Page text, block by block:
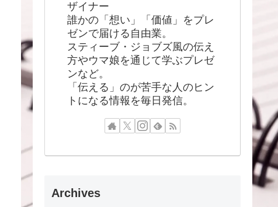
ザイナー
誰かの「想い」「価値」をプレ
ゼンで届ける自由業。
スティーブ・ジョブズ風の伝え
方やウマ娘を通じて学ぶプレゼ
ンなど。
「伝える」のが苦手な人のヒン
トになる情報を毎日発信。
Archives